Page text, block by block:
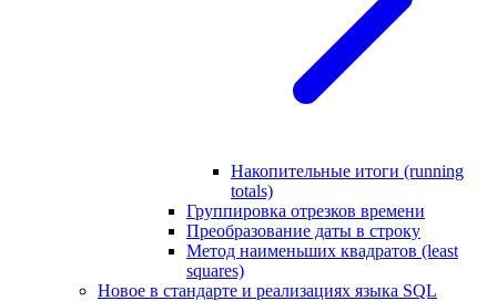
Накопительные итоги (running
totals)
Группировка отрезков времени
Преобразование даты в строку
Метод наименьших квадратов (least
squares)
Новое в стандарте и реализациях языка SQL